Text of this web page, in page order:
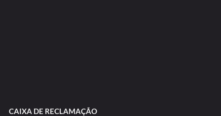
CAIXA DE RECLAMAÇÃO